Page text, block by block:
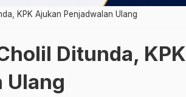
KPK Ajukan Penjadwalan Ulang
Ditunda, KPK
Ulang